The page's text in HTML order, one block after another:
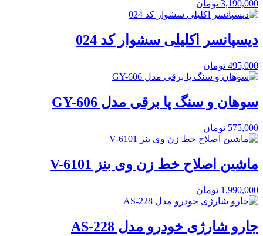
3,190,000 تومان
دیسپانسر اکلیلی سشوار کد 024
495,000 تومان
سوهان و سنگ پا برقی مدل GY-606
575,000 تومان
ماشین اصلاح خط زن وی بنز V-6101
1,990,000 تومان
جارو شارژی خودرو مدل AS-228